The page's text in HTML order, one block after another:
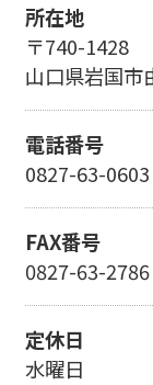
所在地
〒740-1428
山口県岩国市
電話番号
0827-63-0603
FAX番号
0827-63-2786
定休日
水曜日